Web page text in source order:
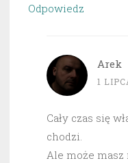
Odpowiedz
Arek
1
Cały czas się
chodzi.
Ale może masz